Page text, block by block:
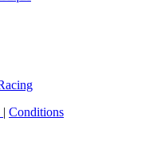
| Conditions